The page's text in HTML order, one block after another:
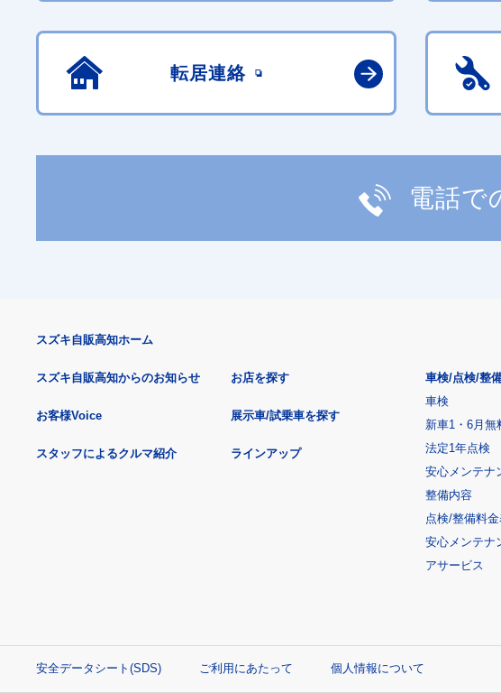
転居連絡
電話で
スズキ自販高知ホーム
スズキ自販高知からのお知らせ
お客様Voice
スタッフによるクルマ紹介
お店を探す
展示車/試乗車を探す
ラインアップ
車検/点検/整
車検
新車1・6月無
法定1年点検
安心メンテナ
整備内容
点検/整備料
安心メンテナ
アサービス
安全データシート(SDS) ご利用にあたって 個人情報について